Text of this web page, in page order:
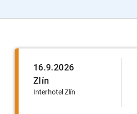
16.9.2026
Zlín
Interhotel Zlín